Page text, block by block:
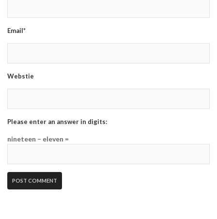
Email*
Webstie
Please enter an answer in digits:
nineteen − eleven =